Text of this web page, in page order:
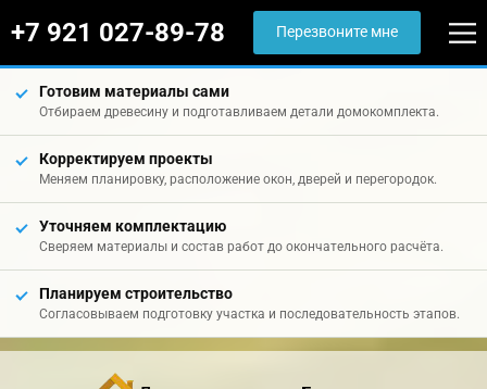
+7 921 027-89-78 Перезвоните мне
Готовим материалы сами
Отбираем древесину и подготавливаем детали домокомплекта.
Корректируем проекты
Меняем планировку, расположение окон, дверей и перегородок.
Уточняем комплектацию
Сверяем материалы и состав работ до окончательного расчёта.
Планируем строительство
Согласовываем подготовку участка и последовательность этапов.